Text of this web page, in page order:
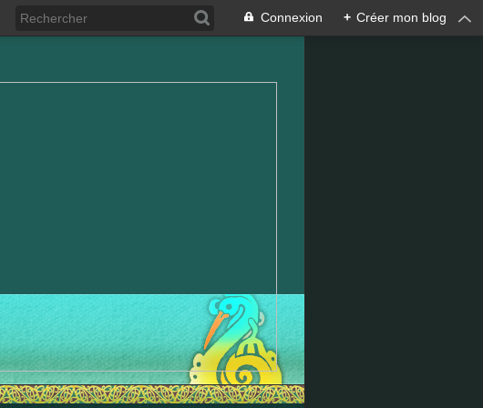
Connexion + Créer mon blog